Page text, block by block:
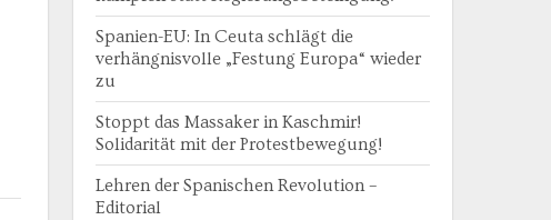
Spanien-EU: In Ceuta schlägt die
verhängnisvolle „Festung Europa“ wieder
zu
Stoppt das Massaker in Kaschmir!
Solidarität mit der Protestbewegung!
Lehren der Spanischen Revolution –
Editorial